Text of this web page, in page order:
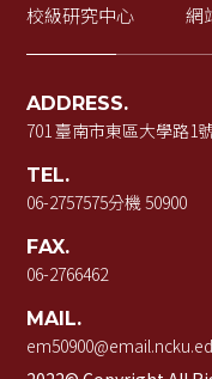
校級研究中心
網
ADDRESS.
701 臺南市東區大學路1
TEL.
06-2757575分機 50900
FAX.
06-2766462
MAIL.